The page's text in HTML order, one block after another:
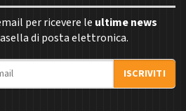
per ricevere le ultime news
di posta elettronica.
ISCRIVITI